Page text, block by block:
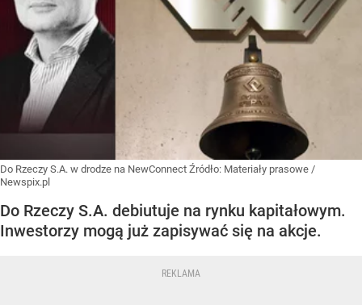
Do Rzeczy S.A. w drodze na NewConnect Źródło: Materiały prasowe /
Newspix.pl
Do Rzeczy S.A. debiutuje na rynku kapitałowym.
Inwestorzy mogą już zapisywać się na akcje.